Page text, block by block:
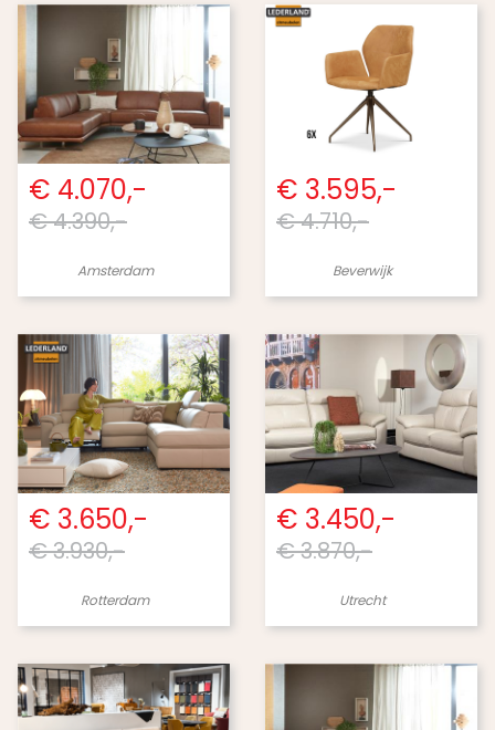
€ 4.070,-
€ 4.390,-
Amsterdam
€ 3.595,-
€ 4.710,-
Beverwijk
€ 3.650,-
€ 3.930,-
Rotterdam
€ 3.450,-
€ 3.870,-
Utrecht